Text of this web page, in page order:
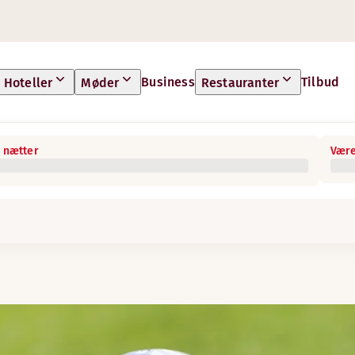
Hoteller Møder Business Restauranter Tilbud
nætter